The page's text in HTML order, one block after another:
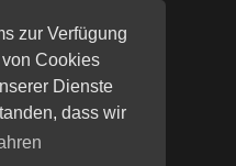
zur Verfügung
Cookies
Dienste
dass wir